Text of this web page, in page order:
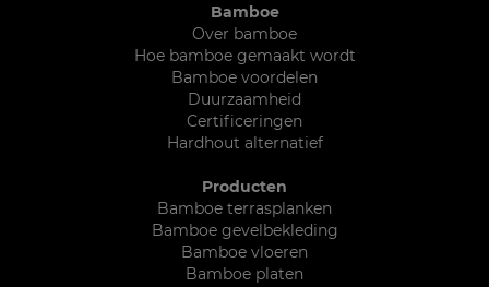
Bamboe
Over bamboe
Hoe bamboe gemaakt wordt
Bamboe voordelen
Duurzaamheid
Certificeringen
Hardhout alternatief
Producten
Bamboe terrasplanken
Bamboe gevelbekleding
Bamboe vloeren
Bamboe platen